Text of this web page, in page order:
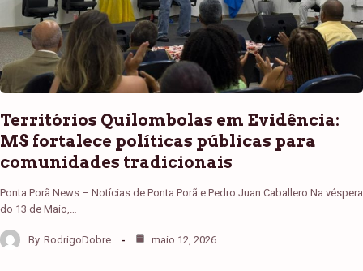
Territórios Quilombolas em Evidência:
MS fortalece políticas públicas para
comunidades tradicionais
Ponta Porã News – Notícias de Ponta Porã e Pedro Juan Caballero Na véspera
do 13 de Maio,…
By RodrigoDobre maio 12, 2026